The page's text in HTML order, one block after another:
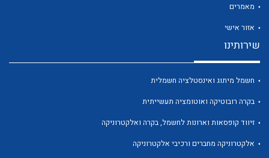
לכל מוצרי היצרן
מאמרים
אזור אישי
שירותינו
חשמל מיתוג ואינסטלציה חשמלית
בקרה רובוטיקה ואוטומציה תעשייתית
זיווד קופסאות וארונות לחשמל, בקרה ואלקטרוניקה
אלקטרוניקה מחברים ורכיבי אלקטרוניקה